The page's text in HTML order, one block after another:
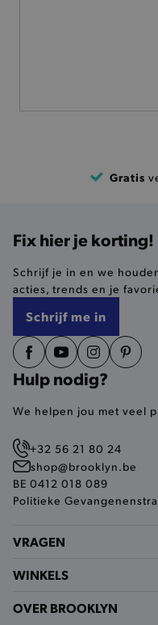
Gratis
Fix hier je korting!
Schrijf je in en we
acties, trends en je
Schrijf me in
Hulp nodig?
We helpen jou met veel
+32 56 21 80 24
shop@brooklyn.be
BE 0412 018 089
Politieke
VRAGEN
WINKELS
OVER BROOKLYN
smulervaring op
selected-val
pickupStoreVal